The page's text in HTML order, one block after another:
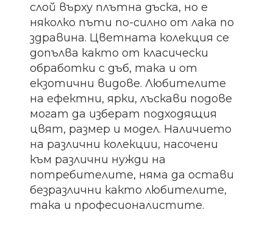
слой върху плътна дъска, но е
няколко пъти по-силно от лака по
здравина. Цветната колекция се
допълва както от класически
обработки с дъб, така и от
екзотични видове. Любителите
на ефектни, ярки, лъскави подове
могат да изберат подходящия
цвят, размер и модел. Наличието
на различни колекции, насочени
към различни нужди на
потребителите, няма да остави
безразлични както любителите,
така и професионалистите.